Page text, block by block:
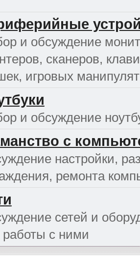
и обсуждение
сканеров,
игровых
и обсуждение
с
настройки,
ремонта
сетей и
с ними